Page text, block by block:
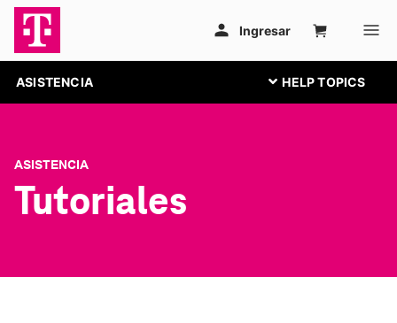
ASISTENCIA
ASISTENCIA
Tutoriales